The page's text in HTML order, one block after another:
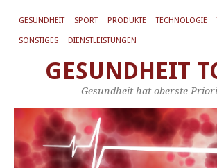
GESUNDHEIT SPORT PRODUKTE TECHNOLOGIE
SONSTIGES DIENSTLEISTUNGEN
GESUNDHEIT
Gesundheit hat oberste